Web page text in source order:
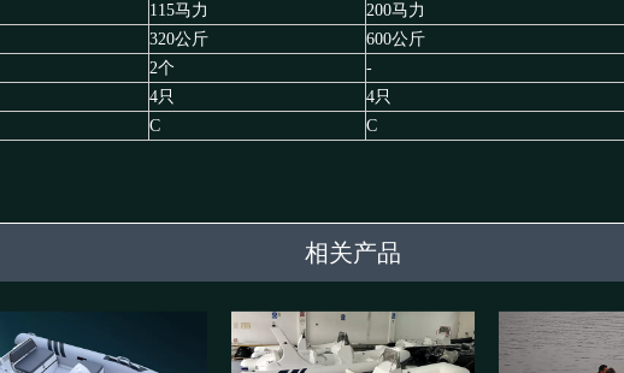
115马力 200马力
320公斤 600公斤
2个 -
4只 4只
C C
相关产品